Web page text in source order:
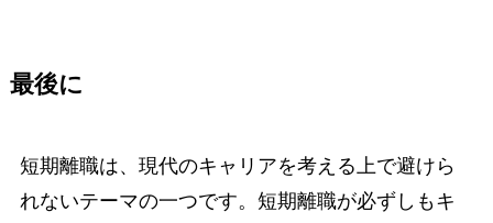
最後に
短期離職は、現代のキャリアを考える上で避けら
れないテーマの一つです。短期離職が必ずしもキ